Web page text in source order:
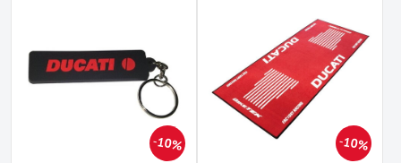
10% 10%